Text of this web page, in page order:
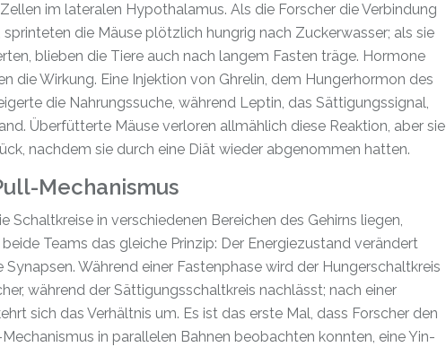
im lateralen Hypothalamus. Als die Forscher die Verbindung
sprinteten die Mäuse plötzlich hungrig nach Zuckerwasser; als sie
blieben die Tiere auch nach langem Fasten träge. Hormone
die Wirkung. Eine Injektion von Ghrelin, dem Hungerhormon des
die Nahrungssuche, während Leptin, das Sättigungssignal,
Überfütterte Mäuse verloren allmählich diese Reaktion, aber sie
nachdem sie durch eine Diät wieder abgenommen hatten.
Mechanismus
Schaltkreise in verschiedenen Bereichen des Gehirns liegen,
Teams das gleiche Prinzip: Der Energiezustand verändert
Synapsen. Während einer Fastenphase wird der Hungerschaltkreis
während der Sättigungsschaltkreis nachlässt; nach einer
sich das Verhältnis um. Es ist das erste Mal, dass Forscher den
in parallelen Bahnen beobachten konnten, eine Yin-